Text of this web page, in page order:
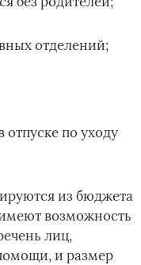
отделений;
по уходу
из бюджета
возможность
лиц,
и размер